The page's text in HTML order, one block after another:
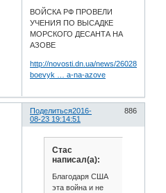
ВОЙСКА РФ ПРОВЕЛИ
УЧЕНИЯ ПО ВЫСАДКЕ
МОРСКОГО ДЕСАНТА НА
АЗОВЕ
http://novosti.dn.ua/news/260289-
boevyk … a-na-azove
Поделиться 886
2016-
08-23 19:14:51
Стас
написал(а):
Благодаря США
эта война и не